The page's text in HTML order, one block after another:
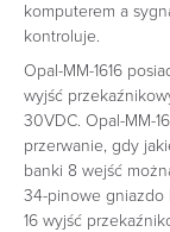
komputerem a
kontroluje.
Opal-MM-1616
wyjść
30VDC. Opal-MM-
przerwanie, gdy
banki 8 wejść
34-pinowe gniazdo
16 wyjść